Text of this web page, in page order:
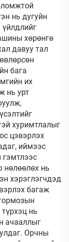
нь дугуйн
үйлдлийг
хөрөнгө
давуу тал
бага
их
нь урт
хуримтлалыг
цэвэрлэх
иймээс
гэмтлээс
нөлөөлөх нь
хэрэглэгчдэд
багаж
нь
ачааллыг
Орчны